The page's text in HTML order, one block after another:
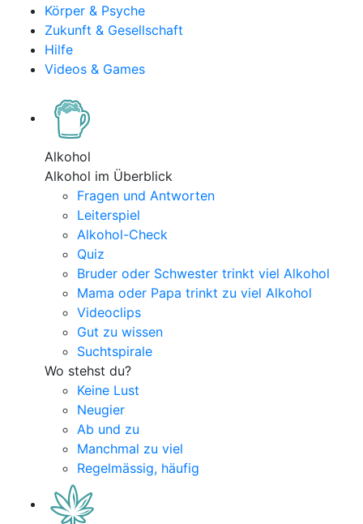
Körper & Psyche
Zukunft & Gesellschaft
Hilfe
Videos & Games
Alkohol
Alkohol im Überblick
Fragen und Antworten
Leiterspiel
Alkohol-Check
Quiz
Bruder oder Schwester trinkt viel Alkohol
Mama oder Papa trinkt zu viel Alkohol
Videoclips
Gut zu wissen
Suchtspirale
Wo stehst du?
Keine Lust
Neugier
Ab und zu
Manchmal zu viel
Regelmässig, häufig